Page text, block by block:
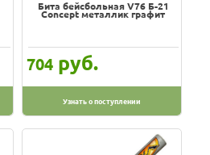
Бита бейсбольная V76 Б-21
Concept металлик графит
704 руб.
Узнать о поступлении